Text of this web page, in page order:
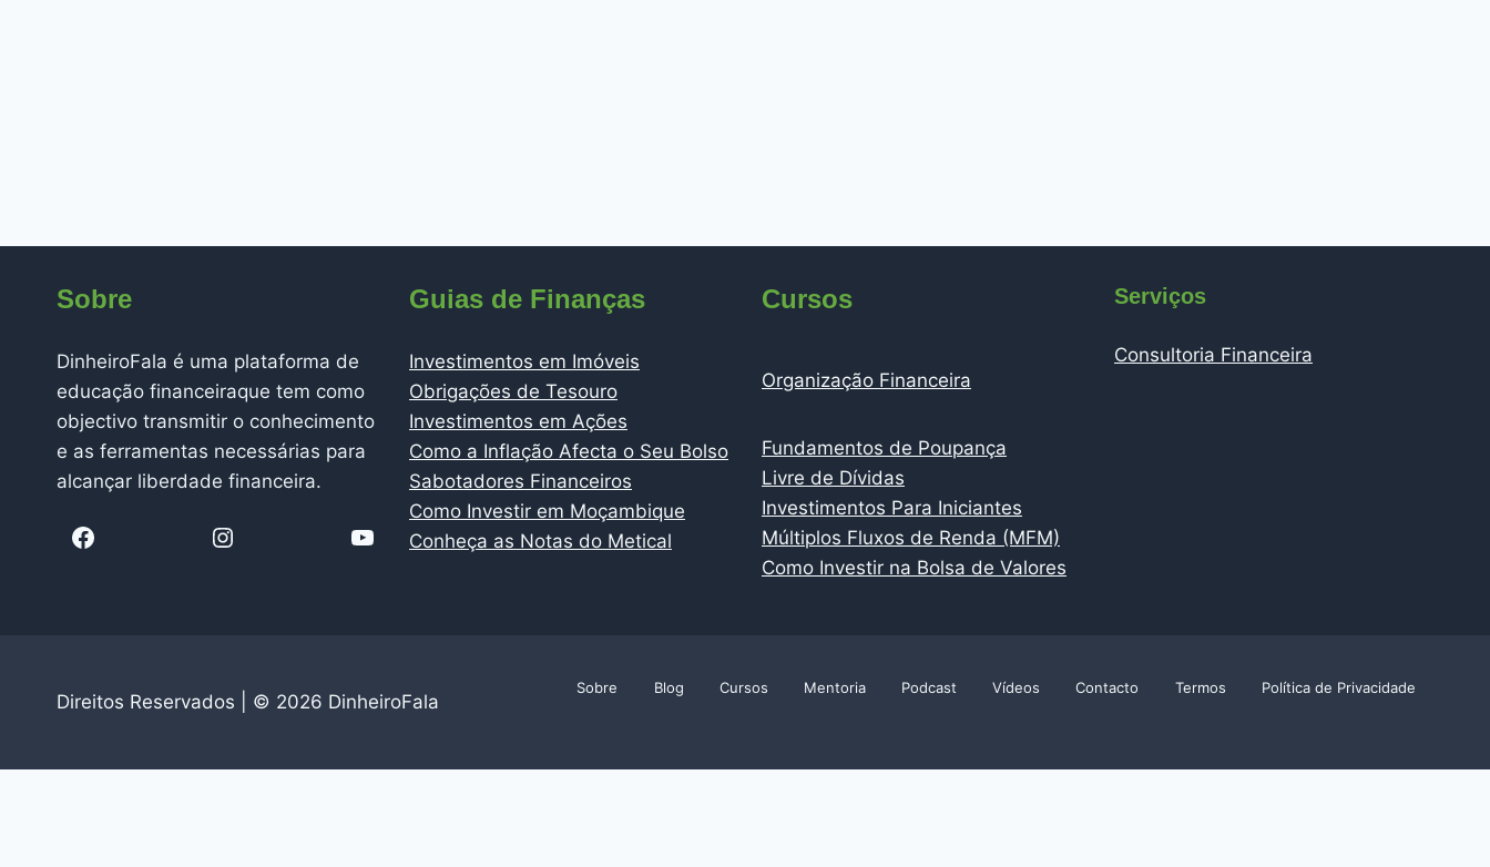
Sobre
DinheiroFala é uma plataforma de
educação financeiraque tem como
objectivo transmitir o conhecimento
e as ferramentas necessárias para
alcançar liberdade financeira.
Guias de Finanças
Investimentos em Imóveis
Obrigações de Tesouro
Investimentos em Ações
Como a Inflação Afecta o Seu Bolso
Sabotadores Financeiros
Como Investir em Moçambique
Conheça as Notas do Metical
Cursos
Organização Financeira
Fundamentos de Poupança
Livre de Dívidas
Investimentos Para Iniciantes
Múltiplos Fluxos de Renda (MFM)
Como Investir na Bolsa de Valores
Serviços
Consultoria Financeira
Direitos Reservados | © 2026 DinheiroFala
Sobre Blog Cursos Mentoria Podcast Vídeos Contacto Termos Política de Privacidade